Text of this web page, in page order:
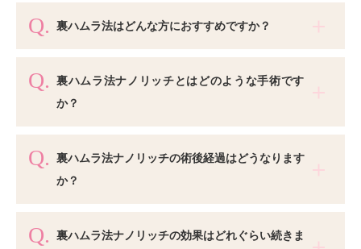
裏ハムラ法はどんな方におすすめですか？
裏ハムラ法ナノリッチとはどのような手術です
か？
裏ハムラ法ナノリッチの術後経過はどうなります
か？
裏ハムラ法ナノリッチの効果はどれぐらい続きま